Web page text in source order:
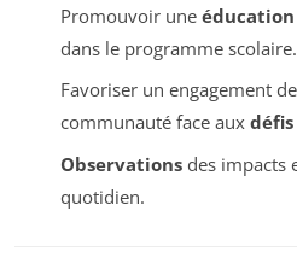
Promouvoir une
dans le programme scolaire.
Favoriser un engagement
communauté face aux
Observationsdes impacts
quotidien.